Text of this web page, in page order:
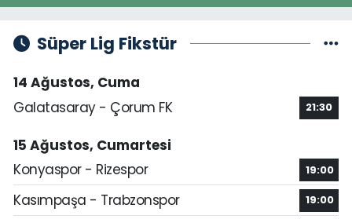
Süper Lig Fikstür
14 Ağustos, Cuma
Galatasaray - Çorum FK
21:30
15 Ağustos, Cumartesi
Konyaspor - Rizespor
19:00
Kasımpaşa - Trabzonspor 19:00